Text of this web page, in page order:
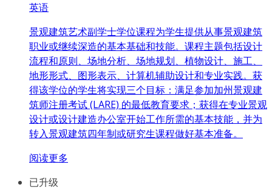
英语
景观建筑艺术副学士学位课程为学生提供从事景观建筑
职业或继续深造的基本基础和技能。课程主题包括设计
流程和原则、场地分析、场地规划、植物设计、施工、
地形形式、图形表示、计算机辅助设计和专业实践。获
得该学位的学生将实现三个目标：满足参加加州景观建
筑师注册考试 (LARE) 的最低教育要求；获得在专业景观
设计或设计建造办公室开始工作所需的基本技能，并为
转入景观建筑四年制或研究生课程做好基本准备。
阅读更多
已升级